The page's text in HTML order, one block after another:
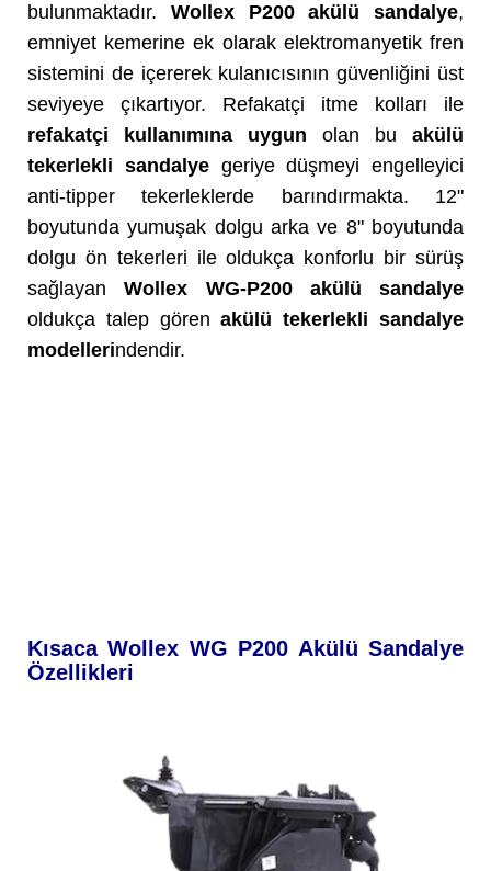
bulunmaktadır. Wollex P200 akülü sandalye,
emniyet kemerine ek olarak elektromanyetik fren
sistemini de içererek kulanıcısının güvenliğini üst
seviyeye çıkartıyor. Refakatçi itme kolları ile
refakatçi kullanımına uygun olan bu akülü
tekerlekli sandalyegeriye düşmeyi engelleyici
anti-tipper tekerleklerde barındırmakta. 12"
boyutunda yumuşak dolgu arka ve 8" boyutunda
dolgu ön tekerleri ile oldukça konforlu bir sürüş
sağlayan Wollex WG-P200 akülü sandalye
oldukça talep görenakülü tekerlekli sandalye
modellerindendir.
Kısaca Wollex WG P200 Akülü Sandalye
Özellikleri